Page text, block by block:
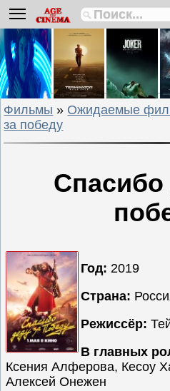
Биографии
Боевики
Вестерны
Военные
Детективы
Драмы
Комедии
Мюзиклы
Приключения
Русские
фильмы
Семейные
Сериалы
Спорт
Фильмы » Ожидаемые
за победу
Спасибо
Год: 2019
Страна:
Режиссёр:
В главных
Ксения Алферова, Кесоу
Алексей Онежен